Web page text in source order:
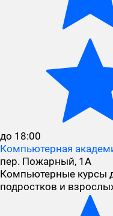
до 18:00
Компьютерная
пер. Пожарный, 1А
Компьютерные курсы
подростков и